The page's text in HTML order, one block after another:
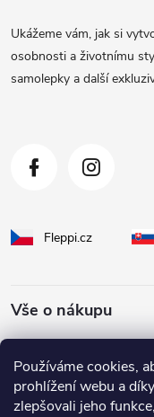
Používáme cookies,
prohlížení webu a
zlepšovali jeho
Ukážeme vám, jak si
osobnosti a životnímu
samolepky a další
Fleppi.cz
Vše o nákupu
O Fleppi
Inspirace pro vás